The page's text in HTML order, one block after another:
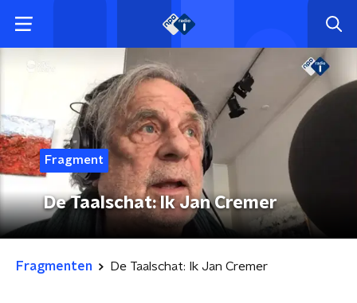
Fragment
De Taalschat: Ik Jan Cremer
Fragmenten De Taalschat: Ik Jan Cremer